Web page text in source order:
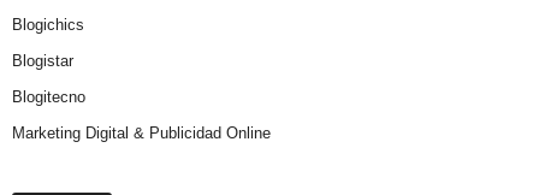
Blogichics
Blogistar
Blogitecno
Marketing Digital & Publicidad Online